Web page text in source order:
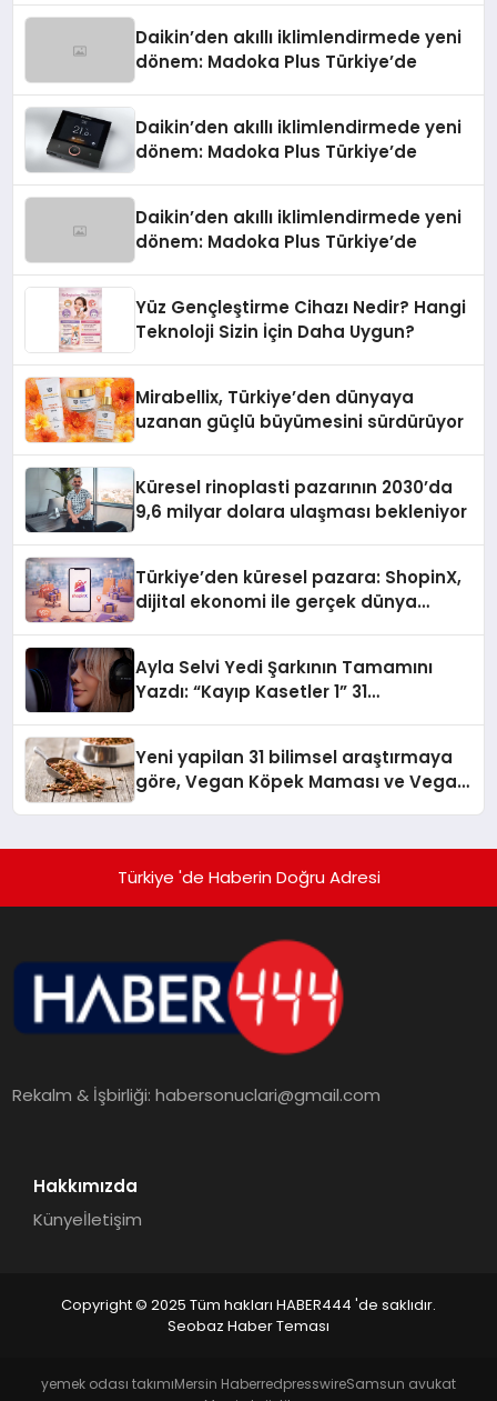
Daikin’den akıllı iklimlendirmede yeni
dönem: Madoka Plus Türkiye’de
Daikin’den akıllı iklimlendirmede yeni
dönem: Madoka Plus Türkiye’de
Daikin’den akıllı iklimlendirmede yeni
dönem: Madoka Plus Türkiye’de
Yüz Gençleştirme Cihazı Nedir? Hangi
Teknoloji Sizin İçin Daha Uygun?
Mirabellix, Türkiye’den dünyaya
uzanan güçlü büyümesini sürdürüyor
Küresel rinoplasti pazarının 2030’da
9,6 milyar dolara ulaşması bekleniyor
Türkiye’den küresel pazara: ShopinX,
dijital ekonomi ile gerçek dünya
Ayla Selvi Yedi Şarkının Tamamını
Yazdı: “Kayıp Kasetler 1” 31
Yeni yapilan 31 bilimsel araştırmaya
göre, Vegan Köpek Maması ve Vegan
Türkiye 'de Haberin Doğru Adresi
Rekalm & İşbirliği:habersonuclari@gmail.com
Hakkımızda
Künyeİletişim
Copyright © 2025 Tüm hakları HABER444 'de saklıdır.
Seobaz Haber Teması
yemek odası takımıMersin HaberredpresswireSamsun avukat